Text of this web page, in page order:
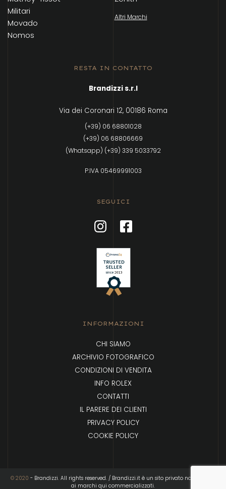
Militari
Movado
Nomos
Altri Marchi
RESTA IN CONTATTO
Brandizzi s.r.l
Via dei Coronari 12, 00186 Roma
(+39) 06 68801028
(+39) 06 68806669
(Whatsapp) (+39) 339 5033792
P.IVA 05469991003
SEGUICI
INFORMAZIONI
CHI SIAMO
ARCHIVIO FOTOGRAFICO
CONDIZIONI DI VENDITA
INFO ROLEX
CONTATTI
IL PARERE DEI CLIENTI
PRIVACY POLICY
COOKIE POLICY
© 2020 - Brandizzi. All rights reserved. / Brandizzi.it è un sito privato non affiliato
ai marchi qui commercializzati.